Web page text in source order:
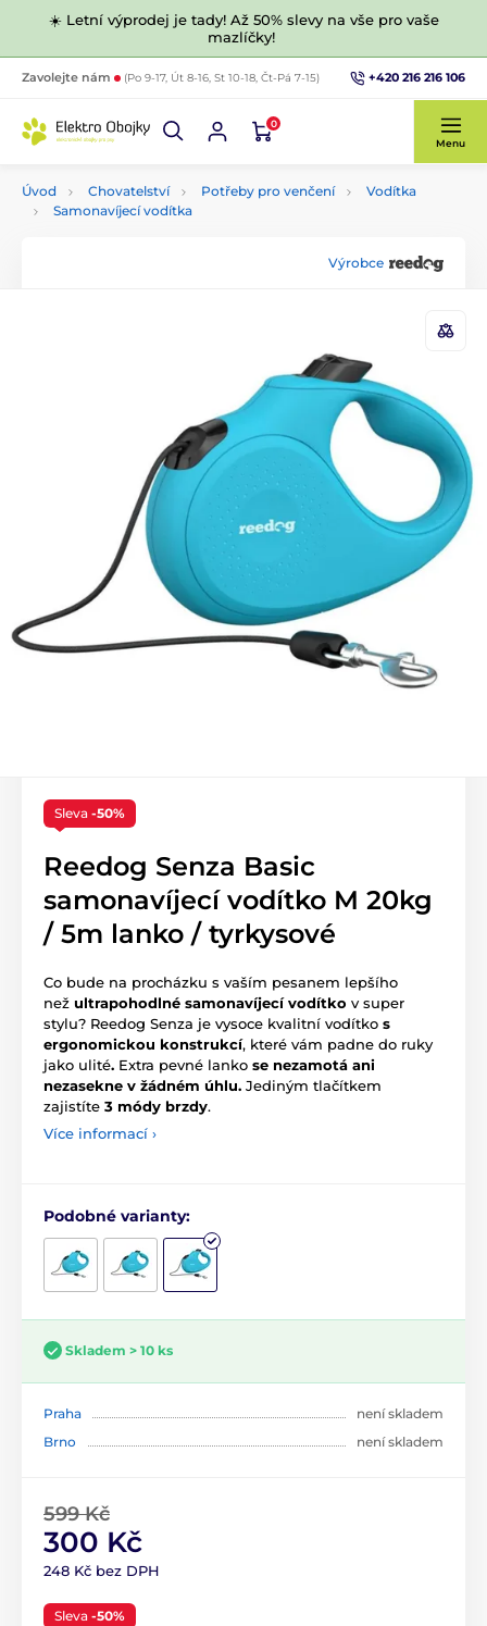
☀️ Letní výprodej je tady! Až 50% slevy na vše pro vaše
mazlíčky!
Zavolejte nám (Po 9-17, Út 8-16, St 10-18, Čt-Pá 7-15) +420 216 216 106
0
Menu
Úvod Chovatelství Potřeby pro venčení
Vodítka
Samonavíjecí vodítka
Výrobce
Sleva -50%
Reedog Senza Basic
samonavíjecí vodítko M 20kg
/ 5m lanko / tyrkysové
Co bude na procházku s vaším pesanem lepšího
než ultrapohodlné samonavíjecí vodítko v super
stylu? Reedog Senza je vysoce kvalitní vodítko s
ergonomickou konstrukcí, které vám padne do ruky
jako ulité. Extra pevné lanko se nezamotá ani
nezasekne v žádném úhlu. Jediným tlačítkem
zajistíte 3 módy brzdy.
Více informací ›
Podobné varianty:
Skladem > 10 ks
Praha
není skladem
Brno
není skladem
599 Kč
300 Kč
248 Kč bez DPH
Sleva -50%